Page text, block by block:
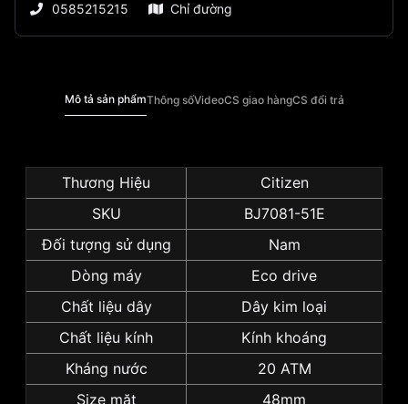
0585215215
Chỉ đường
Mô tả sản phẩmThông sốVideoCS giao hàngCS đổi trả
Thương Hiệu
Citizen
SKU
BJ7081-51E
Đối tượng sử dụng
Nam
Dòng máy
Eco drive
Chất liệu dây
Dây kim loại
Chất liệu kính
Kính khoáng
Kháng nước
20 ATM
Size mặt
48mm